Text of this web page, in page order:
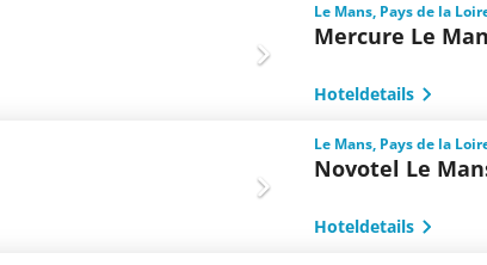
Le Mans, Pays de la
Mercure Le
Hoteldetails
Le Mans, Pays de la
Novotel Le
Hoteldetails